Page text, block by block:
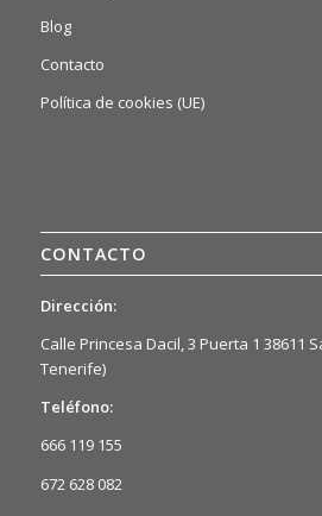
Blog
Contacto
Política de cookies (UE)
CONTACTO
Dirección:
Calle Princesa Dacil, 3 Puerta 1 38611
Tenerife)
Teléfono:
666 119 155
672 628 082